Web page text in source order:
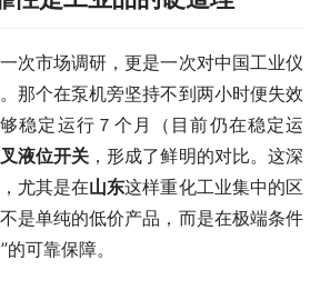
市场调研，更是一次对中国工业仪
那个在泵机旁坚持不到两小时便失效
稳定运行７个月（目前仍在稳定运
液位开关 ，形成了鲜明的对比。这深
尤其是在山东这样重化工业集中的区
是单纯的低价产品，而是在极端条件
可靠保障。